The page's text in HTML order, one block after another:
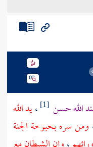
الله حسن [1] ،يد الله
ومن سره بحبوحة الجنة